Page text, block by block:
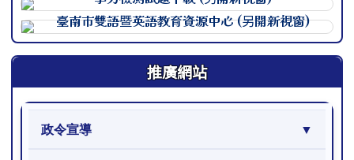
連至 http://
連至 http://
推廣網站
政令宣導